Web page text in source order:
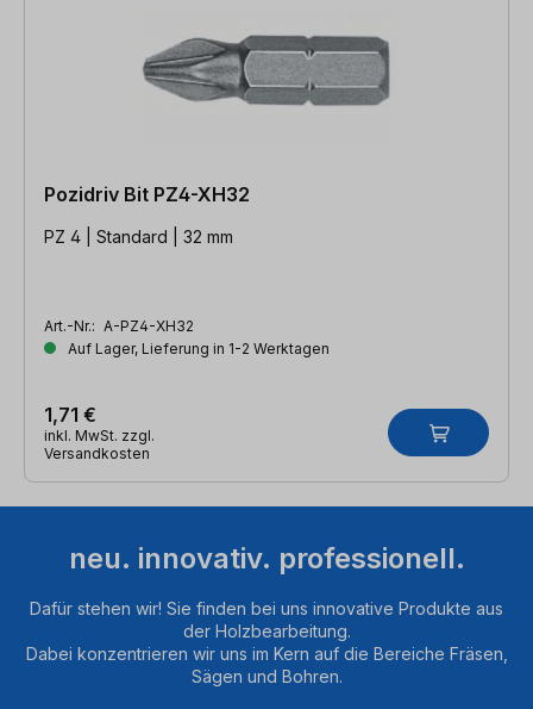
Pozidriv Bit PZ4-XH32
PZ 4 | Standard | 32 mm
Art.-Nr.: A-PZ4-XH32
Auf Lager, Lieferung in 1-2 Werktagen
1,71 €
inkl. MwSt. zzgl.
Versandkosten
neu. innovativ. professionell.
Dafür stehen wir! Sie finden bei uns innovative Produkte aus
der Holzbearbeitung.
Dabei konzentrieren wir uns im Kern auf die Bereiche Fräsen,
Sägen und Bohren.